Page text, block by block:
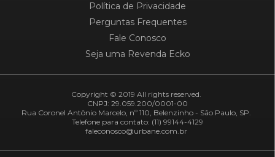
Política de Privacidade
Perguntas Frequentes
Fale Conosco
Seja uma Revenda Ecko
Copyright © 2019 All rights reserved.
CNPJ: 29.059.200/0001-00
Rua Coronel Antônio Marcelo, nº 110, Belenzinho - São Paulo, SP.
Telefone para contato: (11) 99144-4129
faleconosco@urbane.com.br